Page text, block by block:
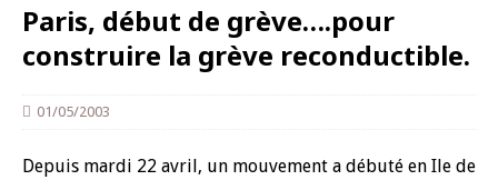
Paris, début de grève….pour
construire la grève reconductible.
01/05/2003
Depuis mardi 22 avril, un mouvement a débuté en Ile de